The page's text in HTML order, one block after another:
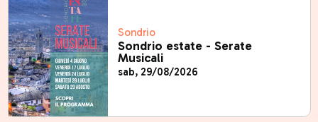
Sondrio
Sondrio estate - Serate
Musicali
sab, 29/08/2026